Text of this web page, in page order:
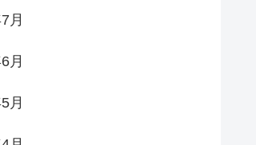
月
月
月